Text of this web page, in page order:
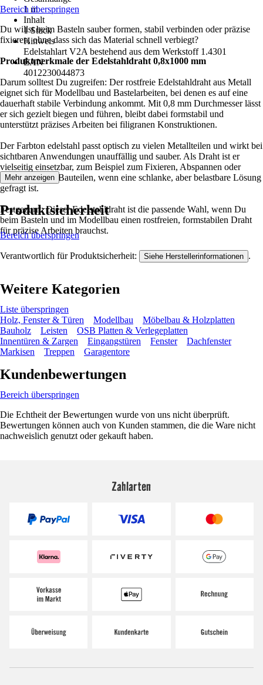
1 m
Inhalt
1 Stück
Hinweis
Edelstahlart V2A bestehend aus dem Werkstoff 1.4301
EAN
4012230044873
Bereich überspringen
Du willst beim Basteln sauber formen, stabil verbinden oder präzise
fixieren, ohne dass sich das Material schnell verbiegt?
Produktmerkmale der Edelstahldraht 0,8x1000 mm
Darum solltest Du zugreifen: Der rostfreie Edelstahldraht aus Metall
eignet sich für Modellbau und Bastelarbeiten, bei denen es auf eine
dauerhaft stabile Verbindung ankommt. Mit 0,8 mm Durchmesser lässt
er sich gezielt biegen und führen, bleibt dabei formstabil und
unterstützt präzises Arbeiten bei filigranen Konstruktionen.
Der Farbton edelstahl passt optisch zu vielen Metallteilen und wirkt bei
sichtbaren Anwendungen unauffällig und sauber. Als Draht ist er
vielseitig einsetzbar, zum Beispiel zum Fixieren, Abspannen oder
Verstärken von Bauteilen, wenn eine schlanke, aber belastbare Lösung
gefragt ist.
Festgezurrt: Dieser Edelstahldraht ist die passende Wahl, wenn Du
beim Basteln und im Modellbau einen rostfreien, formstabilen Draht
für präzise Arbeiten brauchst.
Mehr anzeigen
Produktsicherheit
Bereich überspringen
Verantwortlich für Produktsicherheit: Siehe Herstellerinformationen .
Weitere Kategorien
Liste überspringen
Holz, Fenster & Türen
Modellbau
Möbelbau & Holzplatten
Bauholz
Leisten
OSB Platten & Verlegeplatten
Innentüren & Zargen
Eingangstüren Fenster
Dachfenster
Markisen
Treppen Garagentore
Kundenbewertungen
Bereich überspringen
Die Echtheit der Bewertungen wurde von uns nicht überprüft.
Bewertungen können auch von Kunden stammen, die die Ware nicht
nachweislich genutzt oder gekauft haben.
Zahlarten